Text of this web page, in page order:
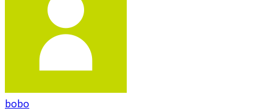
bobo